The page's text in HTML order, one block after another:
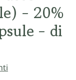
- 20%
- di